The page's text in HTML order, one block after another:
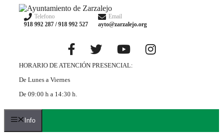
Telefono
918 992 287 / 918 992 527
Email
ayto@zarzalejo.org
HORARIO DE ATENCIÓN PRESENCIAL:
De Lunes a Viernes
De 09:00 h a 14:30 h.
Info